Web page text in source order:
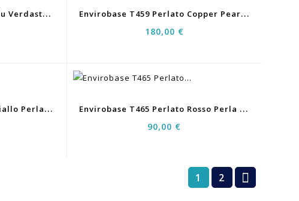
E
Nvirobase T458 Perlato Blu Verdastro Perla 0,5LT E
Nvirobase T459 Perlato Copper Pearl 1LT
180,00 €
E
Nvirobase T460 Perlato Giallo Perla 0,5LT E
Nvirobase T465 Perlato Rosso Perla 0,5LT
90,00 €
1 2 